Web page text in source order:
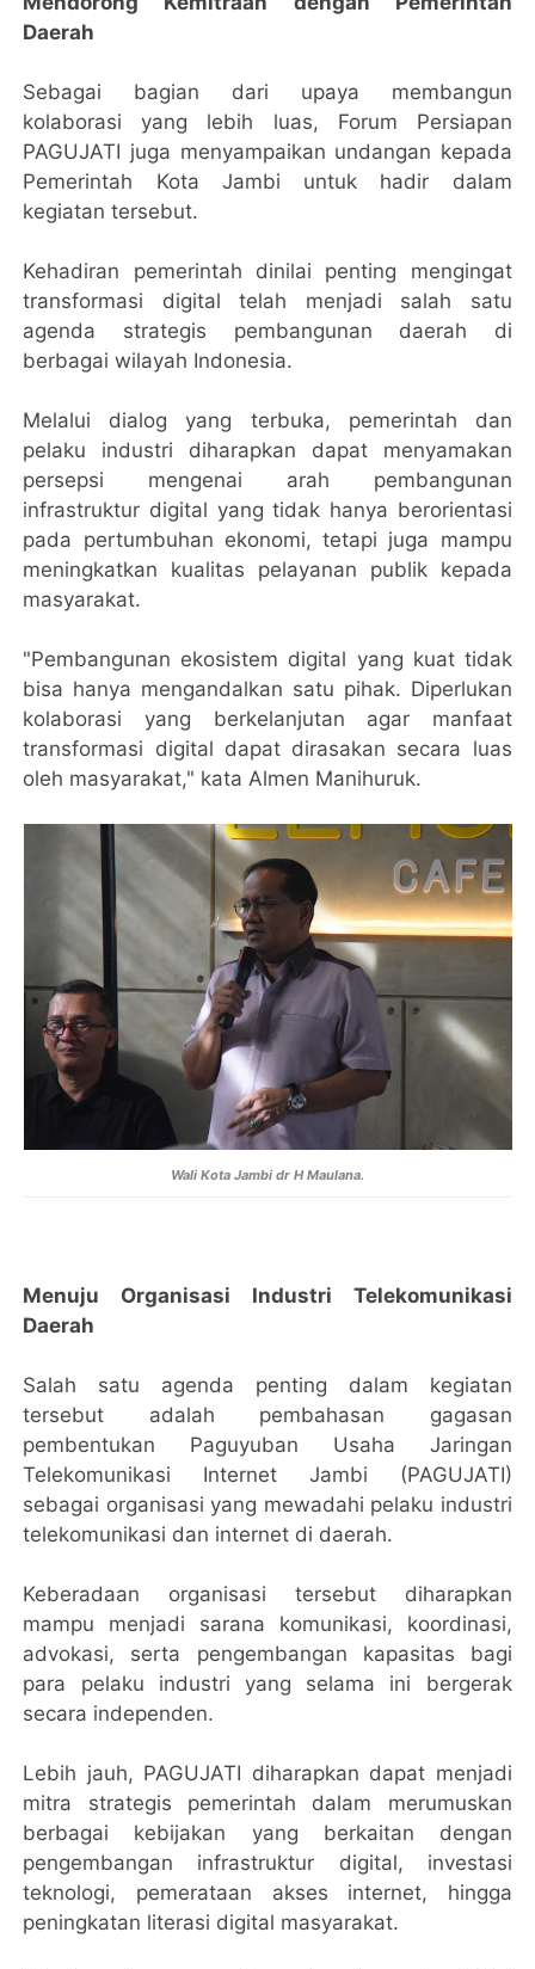
Daerah
Sebagai bagian dari upaya membangun
kolaborasi yang lebih luas, Forum Persiapan
PAGUJATI juga menyampaikan undangan kepada
Pemerintah Kota Jambi untuk hadir dalam
kegiatan tersebut.
Kehadiran pemerintah dinilai penting mengingat
transformasi digital telah menjadi salah satu
agenda strategis pembangunan daerah di
berbagai wilayah Indonesia.
Melalui dialog yang terbuka, pemerintah dan
pelaku industri diharapkan dapat menyamakan
persepsi mengenai arah pembangunan
infrastruktur digital yang tidak hanya berorientasi
pada pertumbuhan ekonomi, tetapi juga mampu
meningkatkan kualitas pelayanan publik kepada
masyarakat.
"Pembangunan ekosistem digital yang kuat tidak
bisa hanya mengandalkan satu pihak. Diperlukan
kolaborasi yang berkelanjutan agar manfaat
transformasi digital dapat dirasakan secara luas
oleh masyarakat," kata Almen Manihuruk.
Wali Kota Jambi dr H Maulana.
Menuju Organisasi Industri Telekomunikasi
Daerah
Salah satu agenda penting dalam kegiatan
tersebut adalah pembahasan gagasan
pembentukan Paguyuban Usaha Jaringan
Telekomunikasi Internet Jambi (PAGUJATI)
sebagai organisasi yang mewadahi pelaku industri
telekomunikasi dan internet di daerah.
Keberadaan organisasi tersebut diharapkan
mampu menjadi sarana komunikasi, koordinasi,
advokasi, serta pengembangan kapasitas bagi
para pelaku industri yang selama ini bergerak
secara independen.
Lebih jauh, PAGUJATI diharapkan dapat menjadi
mitra strategis pemerintah dalam merumuskan
berbagai kebijakan yang berkaitan dengan
pengembangan infrastruktur digital, investasi
teknologi, pemerataan akses internet, hingga
peningkatan literasi digital masyarakat.